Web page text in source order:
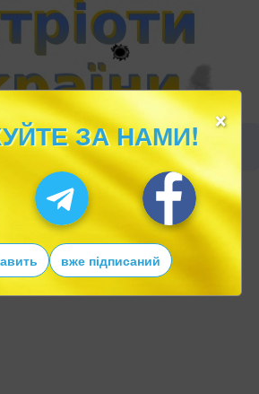
×
ЗА НАМИ!
вже підписаний